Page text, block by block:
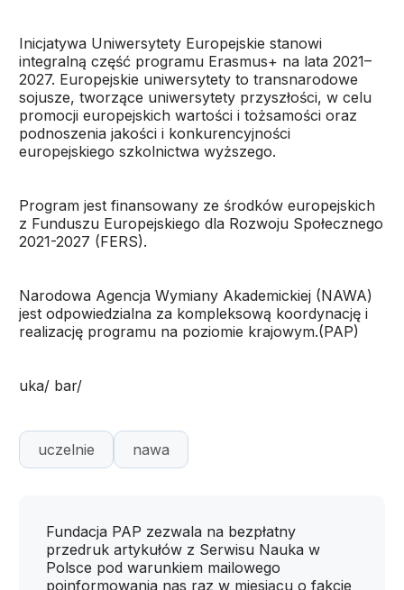
Inicjatywa Uniwersytety Europejskie stanowi
integralną część programu Erasmus+ na lata 2021–
2027. Europejskie uniwersytety to transnarodowe
sojusze, tworzące uniwersytety przyszłości, w celu
promocji europejskich wartości i tożsamości oraz
podnoszenia jakości i konkurencyjności
europejskiego szkolnictwa wyższego.
Program jest finansowany ze środków europejskich
z Funduszu Europejskiego dla Rozwoju Społecznego
2021-2027 (FERS).
Narodowa Agencja Wymiany Akademickiej (NAWA)
jest odpowiedzialna za kompleksową koordynację i
realizację programu na poziomie krajowym.(PAP)
uka/ bar/
uczelnie nawa
Fundacja PAP zezwala na bezpłatny
przedruk artykułów z Serwisu Nauka w
Polsce pod warunkiem mailowego
poinformowania nas raz w miesiącu o fakcie